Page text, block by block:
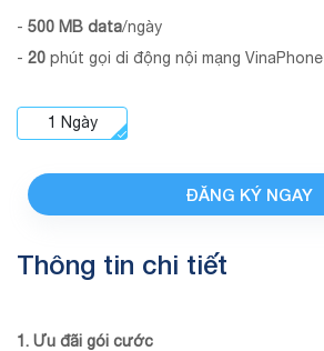
- 500 MB data/ngày
- 20 phút gọi di động nội mạng VinaPhone
1 Ngày
ĐĂNG KÝ NGAY
Thông tin chi tiết
1. Ưu đãi gói cước